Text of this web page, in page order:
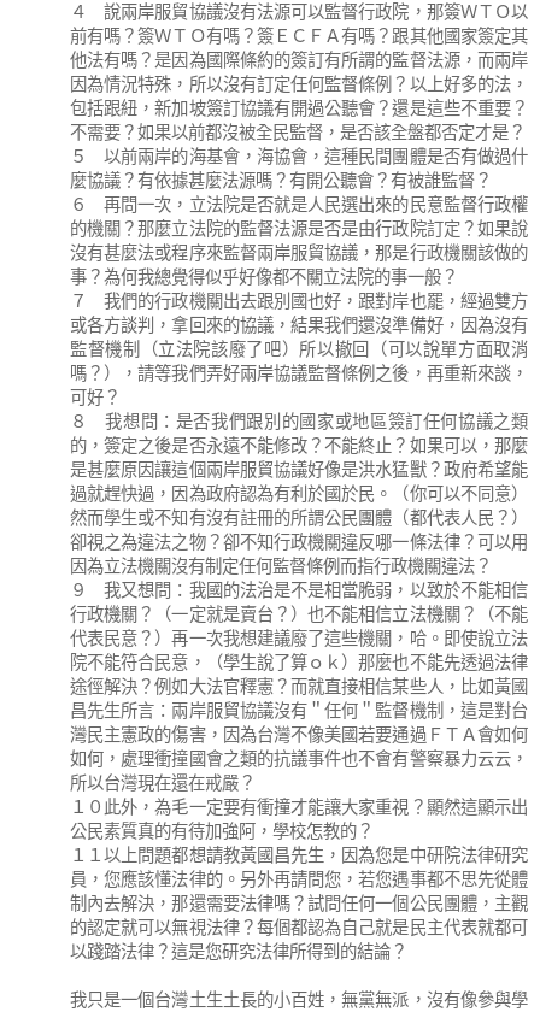
４ 說兩岸服貿協議沒有法源可以監督行政院，那簽ＷＴＯ以
前有嗎？簽ＷＴＯ有嗎？簽ＥＣＦＡ有嗎？跟其他國家簽定其
他法有嗎？是因為國際條約的簽訂有所謂的監督法源，而兩岸
因為情況特殊，所以沒有訂定任何監督條例？以上好多的法，
包括跟紐，新加坡簽訂協議有開過公聽會？還是這些不重要？
不需要？如果以前都沒被全民監督，是否該全盤都否定才是？
５ 以前兩岸的海基會，海協會，這種民間團體是否有做過什
麼協議？有依據甚麼法源嗎？有開公聽會？有被誰監督？
６ 再問一次，立法院是否就是人民選出來的民意監督行政權
的機關？那麼立法院的監督法源是否是由行政院訂定？如果說
沒有甚麼法或程序來監督兩岸服貿協議，那是行政機關該做的
事？為何我總覺得似乎好像都不關立法院的事一般？
７ 我們的行政機關出去跟別國也好，跟對岸也罷，經過雙方
或各方談判，拿回來的協議，結果我們還沒準備好，因為沒有
監督機制（立法院該廢了吧）所以撤回（可以說單方面取消
嗎？），請等我們弄好兩岸協議監督條例之後，再重新來談，
可好？
８ 我想問：是否我們跟別的國家或地區簽訂任何協議之類
的，簽定之後是否永遠不能修改？不能終止？如果可以，那麼
是甚麼原因讓這個兩岸服貿協議好像是洪水猛獸？政府希望能
過就趕快過，因為政府認為有利於國於民。（你可以不同意）
然而學生或不知有沒有註冊的所謂公民團體（都代表人民？）
卻視之為違法之物？卻不知行政機關違反哪一條法律？可以用
因為立法機關沒有制定任何監督條例而指行政機關違法？
９ 我又想問：我國的法治是不是相當脆弱，以致於不能相信
行政機關？（一定就是賣台？）也不能相信立法機關？（不能
代表民意？）再一次我想建議廢了這些機關，哈。即使說立法
院不能符合民意，（學生說了算ｏｋ）那麼也不能先透過法律
途徑解決？例如大法官釋憲？而就直接相信某些人，比如黃國
昌先生所言：兩岸服貿協議沒有＂任何＂監督機制，這是對台
灣民主憲政的傷害，因為台灣不像美國若要通過ＦＴＡ會如何
如何，處理衝撞國會之類的抗議事件也不會有警察暴力云云，
所以台灣現在還在戒嚴？
１０此外，為毛一定要有衝撞才能讓大家重視？顯然這顯示出
公民素質真的有待加強阿，學校怎教的？
１１以上問題都想請教黃國昌先生，因為您是中研院法律研究
員，您應該懂法律的。另外再請問您，若您遇事都不思先從體
制內去解決，那還需要法律嗎？試問任何一個公民團體，主觀
的認定就可以無視法律？每個都認為自己就是民主代表就都可
以踐踏法律？這是您研究法律所得到的結論？
我只是一個台灣土生土長的小百姓，無黨無派，沒有像參與學